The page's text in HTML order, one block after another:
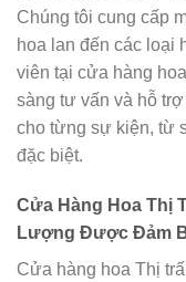
Chúng tôi cung cấp
hoa lan đến các loại
viên tại cửa hàng
sàng tư vấn và hỗ
cho từng sự kiện, từ
đặc biệt.
Cửa Hàng Hoa Thị
Lượng Được Đảm
Cửa hàng hoa Thị